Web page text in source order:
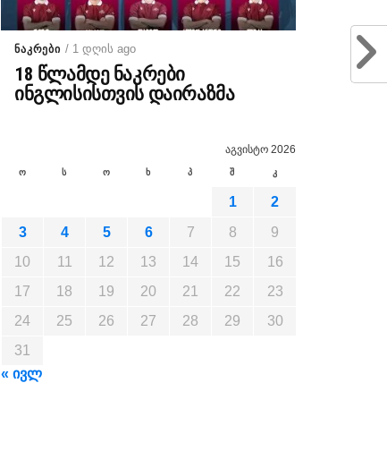
ᲜᲐᲙᲠᲔᲑᲘ / 1 დღის ago
18 წლამდე ნაკრები
ინგლისისთვის დაირაზმა
აგვისტო 2026
ო ს ო ხ პ შ კ
1
2
3
4 5 6 7 8
9
10
11 12 13 14 15
16
17
18 19 20 21 22
23
24
25 26 27 28 29
30
31
« ივლ